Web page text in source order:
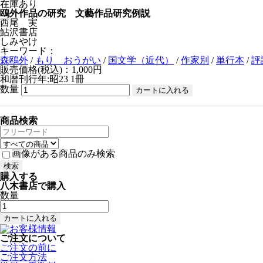
在庫あり
鴎外作品の研究 文藝作品研究例説
西尾 実
鮎沢書店
しみやけ
キーワード：
森鴎外 / もり おうがい / 国文学（近代） /作家別 /単行本 /評
販売価格(税込)：1,000円
和暦刊行年:昭23 1冊
数量
商品検索
画像がある商品のみ検索
購入する
八木書店で購入
数量
ご注文について
ご注文の前に
ご注文方法